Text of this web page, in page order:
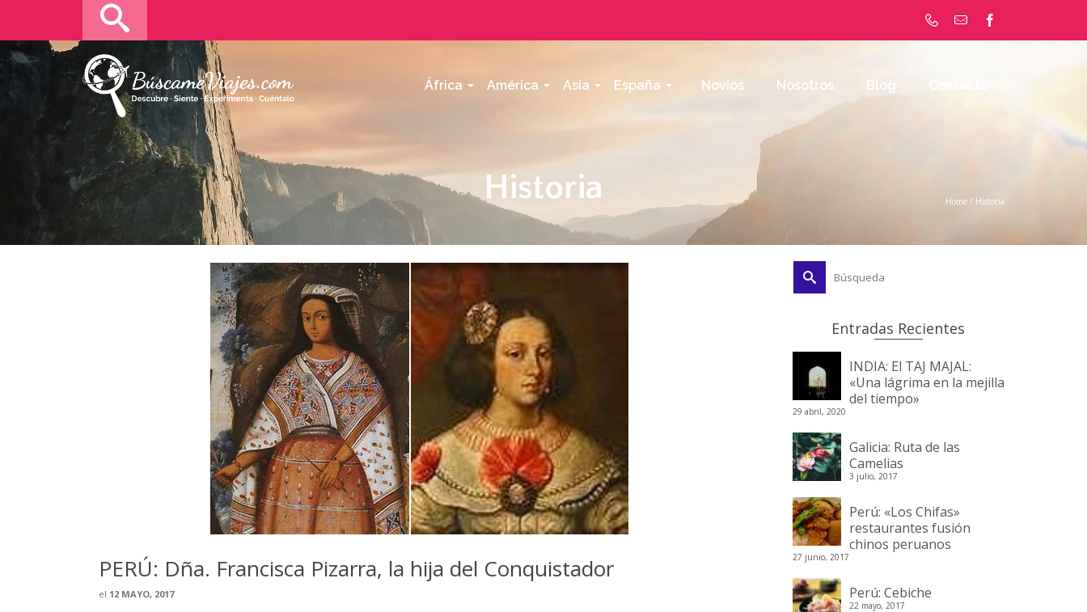
África América Asia España Novios Nosotros Blog
Historia Home / Historia
PERÚ: Dña. Francisca Pizarra, la hija del Conquistador
el 12 MAYO, 2017
Buscar
por:
Entradas Recientes
INDIA: El TAJ MAJAL:
«Una lágrima en la mejilla
del tiempo»
29 abril, 2020
Galicia: Ruta de las
Camelias
3 julio, 2017
Perú: «Los Chifas»
restaurantes fusión
chinos peruanos
27 junio, 2017
Perú: Cebiche
22 mayo, 2017